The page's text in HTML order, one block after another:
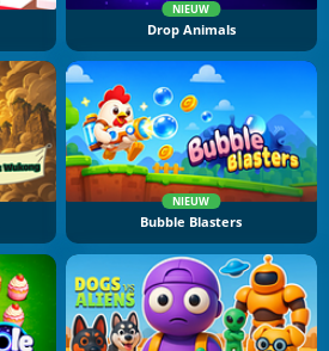
NIEUW
Drop Animals
NIEUW
Bubble Blasters